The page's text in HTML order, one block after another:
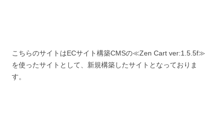
こちらのサイトはECサイト構築CMSの≪Zen Cart ver:1.5.5f≫
を使ったサイトとして、新規構築したサイトとなっておりま
す。